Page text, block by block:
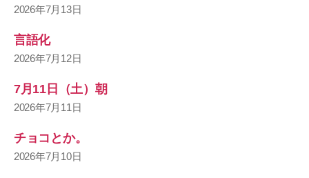
2026年7月13日
言語化
2026年7月12日
7月11日（土）朝
2026年7月11日
チョコとか。
2026年7月10日